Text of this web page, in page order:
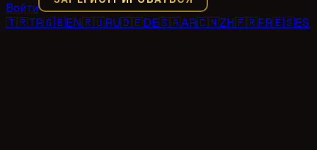
Войти
🇹🇷TR🇬🇧EN🇷🇺RU🇩🇪DE🇸🇦AR🇨🇳ZH🇫🇷FR🇪🇸ES